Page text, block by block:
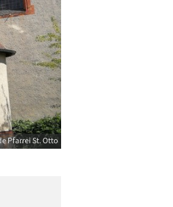
Pfarrei St. Otto